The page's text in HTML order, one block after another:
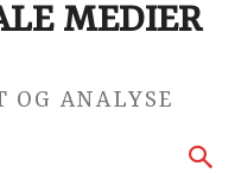
MEDIER
OG ANALYSE